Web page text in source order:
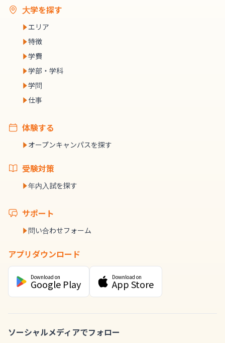
大学を探す
エリア
特徴
学費
学部・学科
学問
仕事
体験する
オープンキャンパスを探す
受験対策
年内入試を探す
サポート
問い合わせフォーム
アプリダウンロード
Download on
Google Play
Download on
App Store
ソーシャルメディアでフォロー